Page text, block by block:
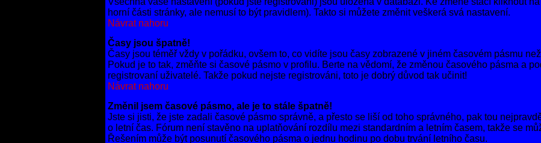
horní části stránky, ale nemusí to být pravidlem). Takto si můžete změnit veškerá svá nastavení.
Návrat nahoru
Časy jsou špatně!
Časy jsou téměř vždy v pořádku, ovšem to, co vidíte jsou časy zobrazené v jiném časovém pásmu
Pokud je to tak, změňte si časové pásmo v profilu. Berte na vědomí, že změnou časového pásma a
registrovaní uživatelé. Takže pokud nejste registrováni, toto je dobrý důvod tak učinit!
Návrat nahoru
Změnil jsem časové pásmo, ale je to stále špatně!
Jste si jisti, že jste zadali časové pásmo správně, a přesto se liší od toho správného, pak tou
o letní čas. Fórum není stavěno na uplatňování rozdílu mezi standardním a letním časem, takže se
Řešením může být posunutí časového pásma o jednu hodinu po dobu trvání letního času.